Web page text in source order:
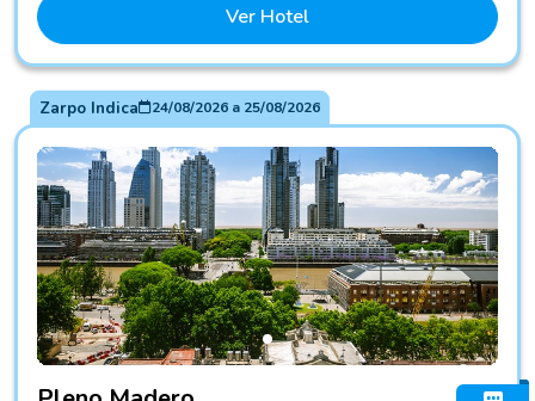
Ver Hotel
Zarpo Indica 24/08/2026a 25/08/2026